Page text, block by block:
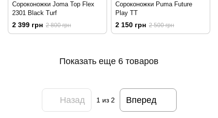
Сороконожки Joma Top Flex
2301 Black Turf
2 399 грн 2 800 грн
Сороконожки Puma Future
Play TT
2 150 грн 2 500 грн
Показать еще 6 товаров
Назад 1из 2 Вперед